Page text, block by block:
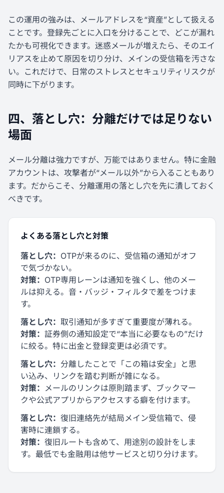
この運用の強みは、メールアドレスを“資産”として扱える
ことです。登録先ごとに入口を分けることで、どこが漏れ
たかも可視化できます。迷惑メールが増えたら、そのエイ
リアスを止めて原因を切り分け、メインの受信箱を汚さな
い。これだけで、日常のストレスとセキュリティリスクが
同時に下がります。
四、落とし穴：分離だけでは足りない
場面
メール分離は強力ですが、万能ではありません。特に金融
アカウントは、攻撃者が“メール以外”から入ることもあり
ます。だからこそ、分離運用の落とし穴を先に潰しておく
べきです。
よくある落とし穴と対策
落とし穴： OTPが来るのに、受信箱の通知がオフ
で気づかない。
対策： OTP専用レーンは通知を強くし、他のメー
ルは抑える。音・バッジ・フィルタで差をつけま
す。
落とし穴： 取引通知が多すぎて重要度が薄れる。
対策： 証券側の通知設定で“本当に必要なもの”だけ
に絞る。特に出金と登録変更は必須です。
落とし穴： 分離したことで「この箱は安全」と思
い込み、リンクを踏む判断が雑になる。
対策： メールのリンクは原則踏まず、ブックマー
クや公式アプリからアクセスする癖を付けます。
落とし穴： 復旧連絡先が結局メイン受信箱で、侵
害時に連鎖する。
対策： 復旧ルートも含めて、用途別の設計をしま
す。最低でも金融用は他サービスと切り分けます。